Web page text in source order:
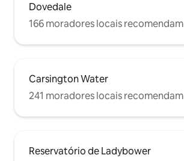
Dovedale
166 moradores locais recomendam
Carsington Water
241 moradores locais recomendam
Reservatório de Ladybower